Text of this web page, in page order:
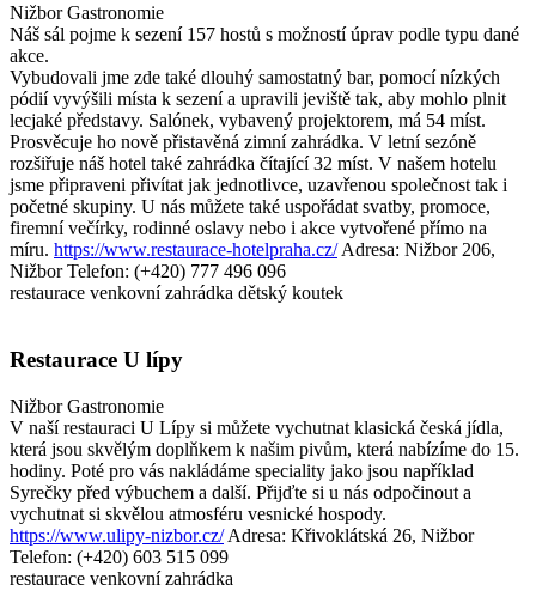
Nižbor Gastronomie
Náš sál pojme k sezení 157 hostů s možností úprav podle typu dané
akce.
Vybudovali jme zde také dlouhý samostatný bar, pomocí nízkých
pódií vyvýšili místa k sezení a upravili jeviště tak, aby mohlo plnit
lecjaké představy. Salónek, vybavený projektorem, má 54 míst.
Prosvěcuje ho nově přistavěná zimní zahrádka. V letní sezóně
rozšiřuje náš hotel také zahrádka čítající 32 míst. V našem hotelu
jsme připraveni přivítat jak jednotlivce, uzavřenou společnost tak i
početné skupiny. U nás můžete také uspořádat svatby, promoce,
firemní večírky, rodinné oslavy nebo i akce vytvořené přímo na
míru. https://www.restaurace-hotelpraha.cz/ Adresa: Nižbor 206,
Nižbor Telefon: (+420) 777 496 096
restaurace venkovní zahrádka dětský koutek
Restaurace U lípy
Nižbor Gastronomie
V naší restauraci U Lípy si můžete vychutnat klasická česká jídla,
která jsou skvělým doplňkem k našim pivům, která nabízíme do 15.
hodiny. Poté pro vás nakládáme speciality jako jsou například
Syrečky před výbuchem a další. Přijďte si u nás odpočinout a
vychutnat si skvělou atmosféru vesnické hospody.
https://www.ulipy-nizbor.cz/ Adresa: Křivoklátská 26, Nižbor
Telefon: (+420) 603 515 099
restaurace venkovní zahrádka